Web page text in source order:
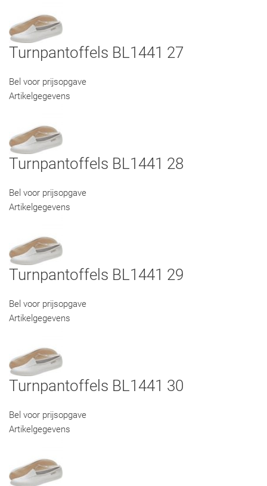
Turnpantoffels BL1441 27
Bel voor prijsopgave
Artikelgegevens
Turnpantoffels BL1441 28
Bel voor prijsopgave
Artikelgegevens
Turnpantoffels BL1441 29
Bel voor prijsopgave
Artikelgegevens
Turnpantoffels BL1441 30
Bel voor prijsopgave
Artikelgegevens